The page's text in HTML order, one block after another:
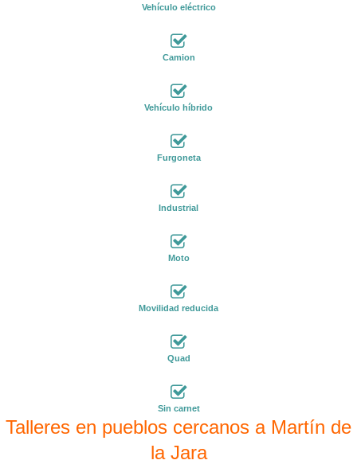
Vehículo eléctrico
Camion
Vehículo híbrido
Furgoneta
Industrial
Moto
Movilidad reducida
Quad
Sin carnet
Talleres en pueblos cercanos a Martín de
la Jara